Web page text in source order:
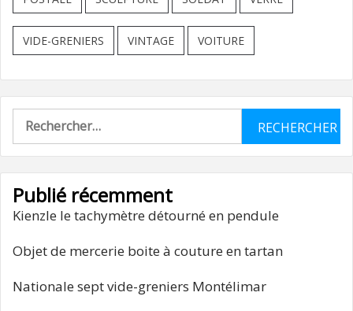
VIDE-GRENIERS VINTAGE VOITURE
Rechercher :
Publié récemment
Kienzle le tachymètre détourné en pendule
Objet de mercerie boite à couture en tartan
Nationale sept vide-greniers Montélimar